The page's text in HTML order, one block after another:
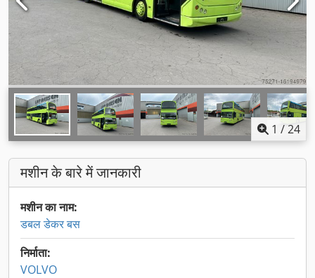
1 /24
मशीन के बारे में जानकारी
मशीन का नाम:
डबल डेकर बस
निर्माता:
VOLVO